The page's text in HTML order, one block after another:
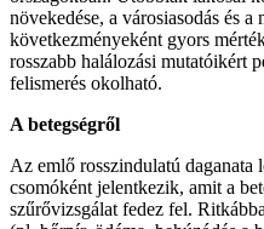
növekedése, a városiasodás és a
következményeként gyors
rosszabb halálozási mutatóikért
felismerés okolható.
A betegségről
Az emlő rosszindulatú daganata
csomóként jelentkezik, amit a
szűrővizsgálat fedez fel.